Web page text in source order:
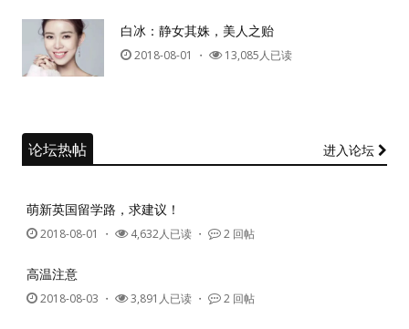
白冰：静女其姝，美人之贻
2018-08-01 ・ 13,085人已读
论坛热帖 进入论坛
萌新英国留学路，求建议！
2018-08-01 ・ 4,632人已读 ・ 2 回帖
高温注意
2018-08-03 ・ 3,891人已读 ・ 2 回帖